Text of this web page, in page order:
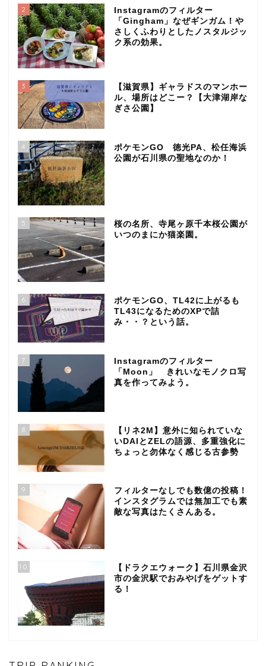
2
Instagramのフィルター
「Gingham」なぜギンガム！や
さしくふわりとしたノスタルジッ
ク系の効果。
3
【滋賀県】ギャラドスのマンホー
ル、場所はどこー？【大津湖岸な
ぎさ公園】
4
ポケモンGO 徳光PA、松任海浜
公園が石川県の聖地なのか！
5
桜の名所、寺尾ヶ原千本桜公園が
いつのまにか猫楽園。
6
ポケモンGO、TL42に上がるも
TL43になるためのXPで詰
み・・？という話。
7
Instagramのフィルター
「Moon」 きれいなモノクロ写
真を作ってみよう。
8
【リネ2M】意外に知られていな
いDAIとZELの語源、多重強化に
ちょっと勿体なく感じる古参勢
9
フィルターなしでも数億の投稿！
インスタグラムでは無加工でも素
敵な写真はたくさんある。
10
【ドラクエウォーク】石川県金沢
市の金沢駅でおみやげをゲットす
る！